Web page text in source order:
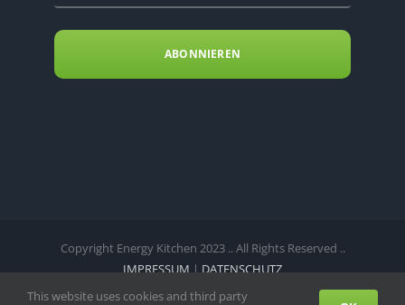
ABONNIEREN
Copyright Energy Kitchen 2023 .. All Rights Reserved ..
IMPRESSUM|DATENSCHUTZ
FacebookInstagramTelefon
This website uses cookies and third party